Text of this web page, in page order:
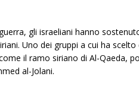
gli israeliani hanno
Uno dei gruppi a cui ha
il ramo siriano di Al-Qaeda,
al-Jolani.